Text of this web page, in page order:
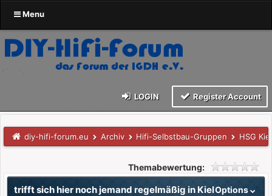
Menu
LOGIN Register Account
diy-hifi-forum.eu Archiv Hifi-Selbstbau-Gruppen HSG
Themabewertung:
Options
trifft sich hier noch jemand regelmäßig in Kiel